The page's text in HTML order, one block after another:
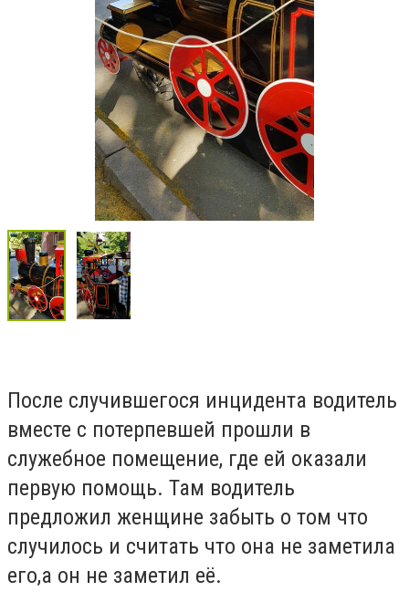
После случившегося инцидента водитель
вместе с потерпевшей прошли в
служебное помещение, где ей оказали
первую помощь. Там водитель
предложил женщине забыть о том что
случилось и считать что она не заметила
его,а он не заметил её.